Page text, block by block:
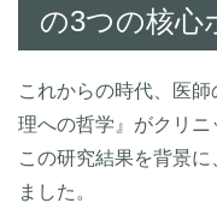
の3つの核心
これからの時代、医
理への哲学』がクリニ
この研究結果を背景
ました。